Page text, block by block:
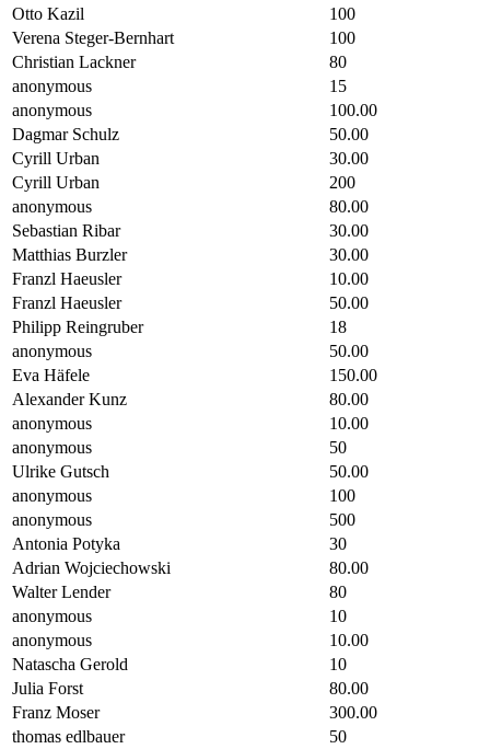
Otto Kazil
100
Verena Steger-Bernhart
100
Christian Lackner
80
anonymous
15
anonymous
100.00
Dagmar Schulz
50.00
Cyrill Urban
30.00
Cyrill Urban
200
anonymous
80.00
Sebastian Ribar
30.00
Matthias Burzler
30.00
Franzl Haeusler
10.00
Franzl Haeusler
50.00
Philipp Reingruber
18
anonymous
50.00
Eva Häfele
150.00
Alexander Kunz
80.00
anonymous
10.00
anonymous
50
Ulrike Gutsch
50.00
anonymous
100
anonymous
500
Antonia Potyka
30
Adrian Wojciechowski
80.00
Walter Lender
80
anonymous
10
anonymous
10.00
Natascha Gerold
10
Julia Forst
80.00
Franz Moser
300.00
thomas edlbauer
50